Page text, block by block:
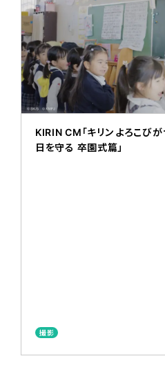
KIRIN CM「キリン よろこび
日を守る 卒園式篇」
撮影